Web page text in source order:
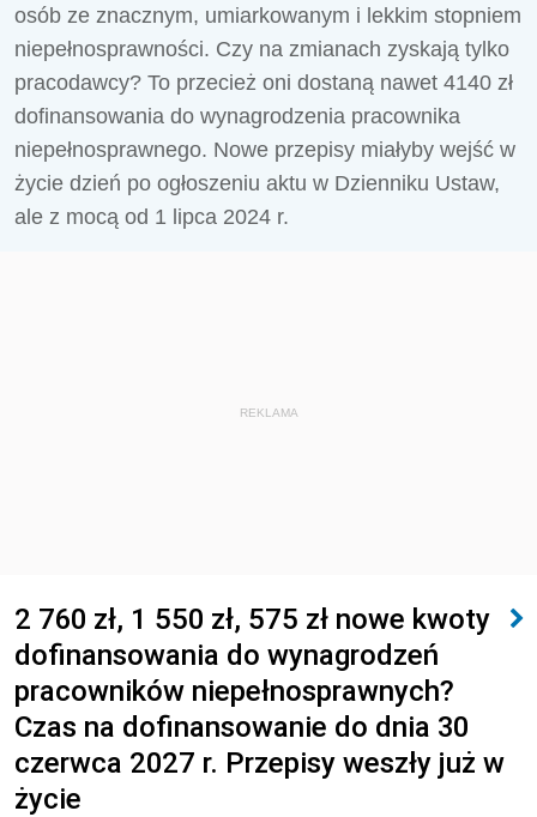
osób ze znacznym, umiarkowanym i lekkim stopniem
niepełnosprawności. Czy na zmianach zyskają tylko
pracodawcy? To przecież oni dostaną nawet 4140 zł
dofinansowania do wynagrodzenia pracownika
niepełnosprawnego. Nowe przepisy miałyby wejść w
życie dzień po ogłoszeniu aktu w Dzienniku Ustaw,
ale z mocą od 1 lipca 2024 r.
REKLAMA
2 760 zł, 1 550 zł, 575 zł nowe kwoty
dofinansowania do wynagrodzeń
pracowników niepełnosprawnych?
Czas na dofinansowanie do dnia 30
czerwca 2027 r. Przepisy weszły już w
życie